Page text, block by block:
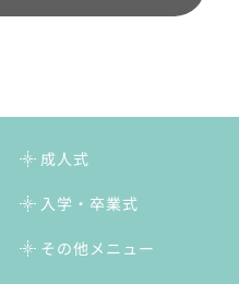
成人式
入学・卒業式
その他メニュー